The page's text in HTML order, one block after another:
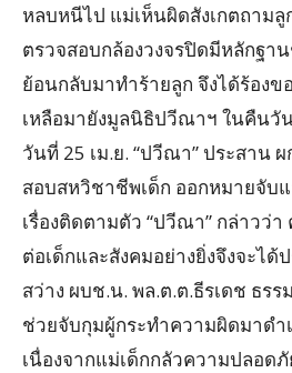
หลบหนีไป แม่เห็นผิดสังเกตถามลู
ตรวจสอบกล้องวงจรปิดมีหลักฐา
ย้อนกลับมาทำร้ายลูก จึงได้ร้อง
เหลือมายังมูลนิธิปวีณาฯ ในคืนวัน
วันที่ 25 เม.ย. “ปวีณา” ประสาน
สอบสหวิชาชีพเด็ก ออกหมายจับ
เรื่องติดตามตัว “ปวีณา” กล่าวว่
ต่อเด็กและสังคมอย่างยิ่งจึงจะได้
สว่าง ผบช.น. พล.ต.ต.ธีรเดช ธร
ช่วยจับกุมผู้กระทำความผิดมาดำ
เนื่องจากแม่เด็กกลัวความปลอด